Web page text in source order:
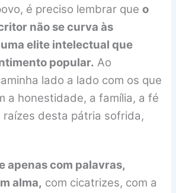
é preciso lembrar queo
não se curva às
elite intelectual que
popular. Ao
lado a lado com os que
a honestidade, a família, a fé
raízes desta pátria sofrida,
apenas com palavras,
alma, com cicatrizes, com a